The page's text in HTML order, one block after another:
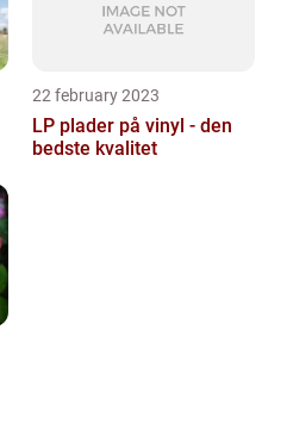
22 february 2023
LP plader på vinyl - den
bedste kvalitet